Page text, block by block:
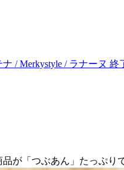
ナ / Merkystyle / ラナーヌ
品が「つぶあん」たっぷり